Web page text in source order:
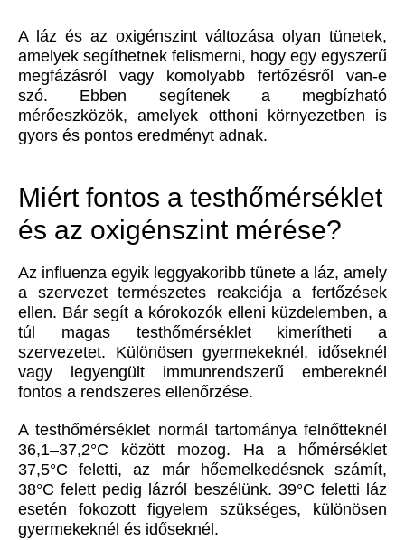
A láz és az oxigénszint változása olyan tünetek,
amelyek segíthetnek felismerni, hogy egy egyszerű
megfázásról vagy komolyabb fertőzésről van-e
szó. Ebben segítenek a megbízható
mérőeszközök, amelyek otthoni környezetben is
gyors és pontos eredményt adnak.
Miért fontos a testhőmérséklet
és az oxigénszint mérése?
Az influenza egyik leggyakoribb tünete a láz, amely
a szervezet természetes reakciója a fertőzések
ellen. Bár segít a kórokozók elleni küzdelemben, a
túl magas testhőmérséklet kimerítheti a
szervezetet. Különösen gyermekeknél, időseknél
vagy legyengült immunrendszerű embereknél
fontos a rendszeres ellenőrzése.
A testhőmérséklet normál tartománya felnőtteknél
36,1–37,2°C között mozog. Ha a hőmérséklet
37,5°C feletti, az már hőemelkedésnek számít,
38°C felett pedig lázról beszélünk. 39°C feletti láz
esetén fokozott figyelem szükséges, különösen
gyermekeknél és időseknél.